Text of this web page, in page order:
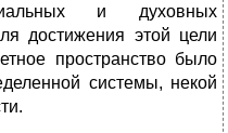
и духовных
достижения этой цели
пространство было
системы, некой